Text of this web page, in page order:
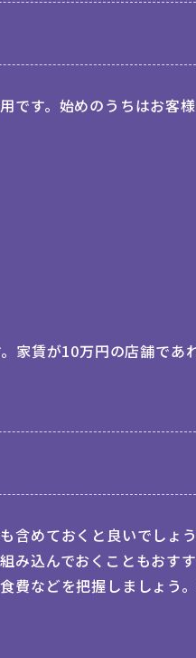
です。始めのうちはお客
家賃が10万円の店舗で
含めておくと良いでしょ
込んでおくこともおすす
費などを把握しましょう